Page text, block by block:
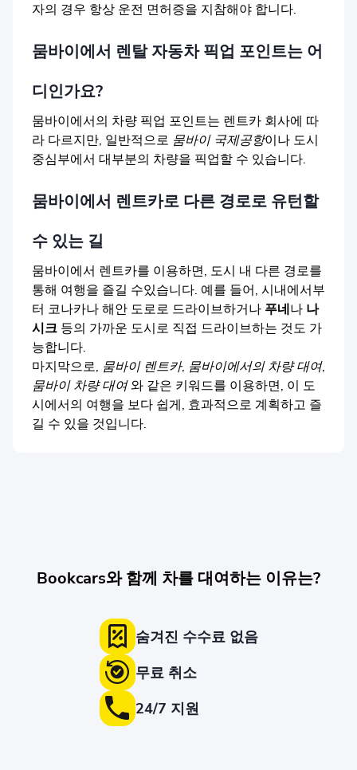
자의 경우 항상 운전 면허증을 지참해야 합니다.
뭄바이에서 렌탈 자동차 픽업 포인트는 어
디인가요?
뭄바이에서의 차량 픽업 포인트는 렌트카 회사에 따
라 다르지만, 일반적으로 뭄바이 국제공항이나 도시
중심부에서 대부분의 차량을 픽업할 수 있습니다.
뭄바이에서 렌트카로 다른 경로로 유턴할
수 있는 길
뭄바이에서 렌트카를 이용하면, 도시 내 다른 경로를
통해 여행을 즐길 수있습니다. 예를 들어, 시내에서부
터 코나카나 해안 도로로 드라이브하거나 푸네나 나
시크 등의 가까운 도시로 직접 드라이브하는 것도 가
능합니다.
마지막으로, 뭄바이 렌트카, 뭄바이에서의 차량 대여,
뭄바이 차량 대여와 같은 키워드를 이용하면, 이 도
시에서의 여행을 보다 쉽게, 효과적으로 계획하고 즐
길 수 있을 것입니다.
Bookcars와 함께 차를 대여하는 이유는?
숨겨진 수수료 없음
무료 취소
24/7 지원